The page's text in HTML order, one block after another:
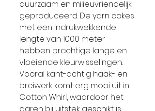
duurzaam en milieuvriendelijk
geproduceerd. De yarn cakes
met een indrukwekkende
lengte van 1000 meter
hebben prachtige lange en
vloeiende kleurwisselingen.
Vooral kant-achtig haak- en
breiwerk komt erg mooi uit in
Cotton Whirl, waardoor het